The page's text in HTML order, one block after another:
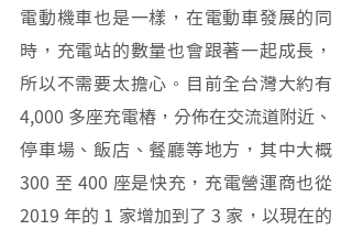
電動機車也是一樣，在電動車發展的同
時，充電站的數量也會跟著一起成長，
所以不需要太擔心。目前全台灣大約有
4,000 多座充電樁，分佈在交流道附近、
停車場、飯店、餐廳等地方，其中大概
300 至 400 座是快充，充電營運商也從
2019 年的 1 家增加到了 3 家，以現在的